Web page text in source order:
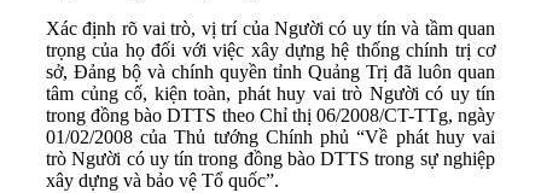
Xác định rõ vai trò, vị trí của Người có uy tín và tầm quan
trọng của họ đối với việc xây dựng hệ thống chính trị cơ
sở, Đảng bộ và chính quyền tỉnh Quảng Trị đã luôn quan
tâm củng cố, kiện toàn, phát huy vai trò Người có uy tín
trong đồng bào DTTS theo Chỉ thị 06/2008/CT-TTg, ngày
01/02/2008 của Thủ tướng Chính phủ “Về phát huy vai
trò Người có uy tín trong đồng bào DTTS trong sự nghiệp
xây dựng và bảo vệ Tổ quốc”.